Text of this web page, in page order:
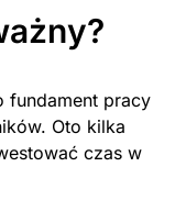
fundament pracy
Oto kilka
czas w